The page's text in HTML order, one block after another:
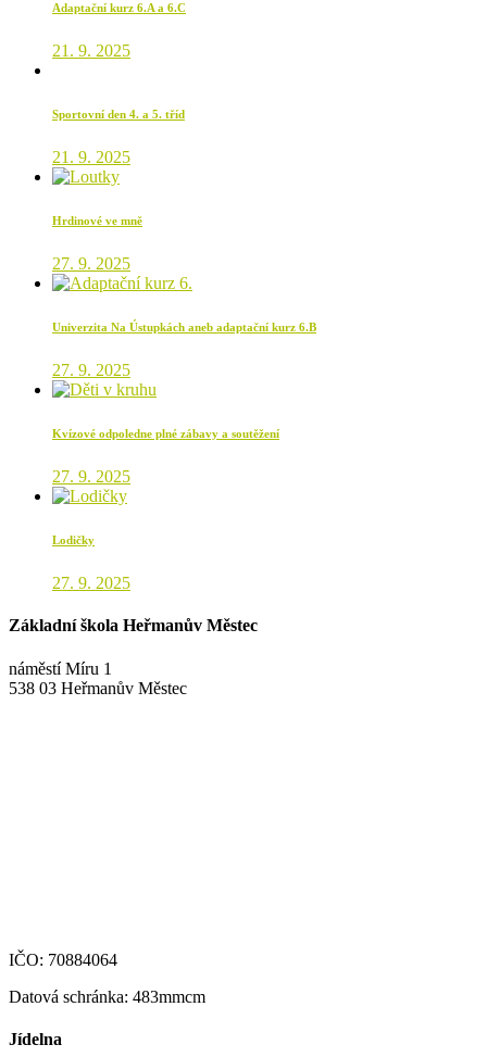
Adaptační kurz 6.A a 6.C
21. 9. 2025
Sportovní den 4. a 5. tříd
21. 9. 2025
Hrdinové ve mně
27. 9. 2025
Univerzita Na Ústupkách aneb adaptační kurz 6.B
27. 9. 2025
Kvízové odpoledne plné zábavy a soutěžení
27. 9. 2025
Lodičky
27. 9. 2025
Základní škola Heřmanův Městec
náměstí Míru 1
538 03 Heřmanův Městec
IČO: 70884064
Datová schránka: 483mmcm
Jídelna